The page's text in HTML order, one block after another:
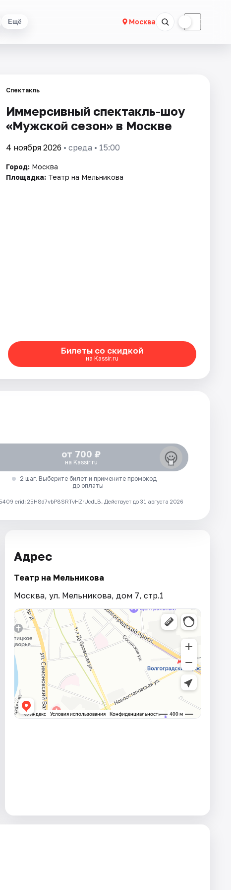
Ещё Москва ☾
Спектакль
Иммерсивный спектакль-шоу
«Мужской сезон» в Москве
4 ноября 2026 • среда • 15:00
Город: Москва
Площадка: Театр на Мельникова
Билеты со скидкой
на Kassir.ru
от 700 ₽
на Kassir.ru
2 шаг. Выберите билет и примените промокод
до оплаты
erid: 25H8d7vbP8SRTvHZrUcdLB. Действует до 31 августа 2026
Адрес
Театр на Мельникова
Москва, ул. Мельникова, дом 7, стр.1